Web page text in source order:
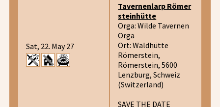
Sat, 22. May 27
Tavernenlarp Römer
steinhütte
Orga: Wilde Tavernen
Orga
Ort: Waldhütte
Römerstein,
Römerstein, 5600
Lenzburg, Schweiz
(Switzerland)
SAVE THE DATE